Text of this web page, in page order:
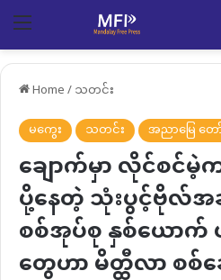
Menu
Home/သတင်း
မကွေး
သတင်း အညာမြေ တ
ချောက်မှာ လိုင်စင်မဲ့
ပို့နေတဲ့ သုံးပွင့်‌ဗိုလ်
စစ်အုပ်စု နှစ်ယောက်
တွေဟာ မိတ္ထီလာ စစ်